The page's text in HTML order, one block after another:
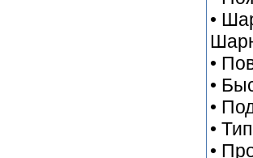
•
•
•
•
•
•